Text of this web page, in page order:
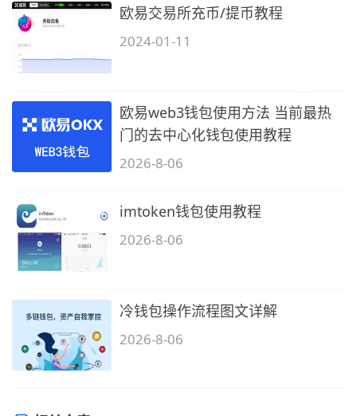
欧易交易所充币/提币教程
2024-01-11
欧易web3钱包使用方法 当前最热
门的去中心化钱包使用教程
2026-8-06
imtoken钱包使用教程
2026-8-06
冷钱包操作流程图文详解
2026-8-06